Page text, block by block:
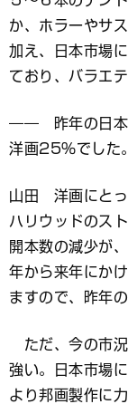
か、ホラーやサ
加え、日本市場
ており、バラエ
―― 昨年の日本
洋画25％でした
山田 洋画にとっ
ハリウッドのス
開本数の減少が
年から来年にか
ますので、昨年
ただ、今の市況
強い。日本市場
より邦画製作に